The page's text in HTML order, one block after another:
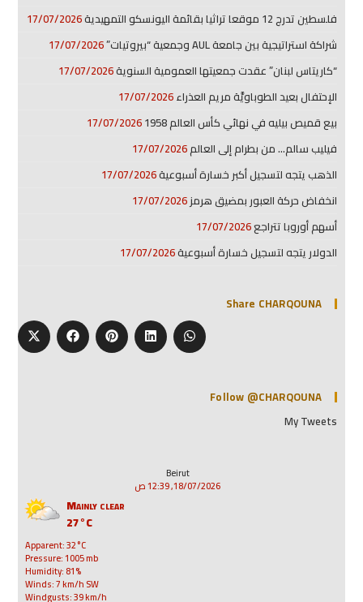
فلسطين تدرج 12 موقعا تراثيا بقائمة اليونسكو التمهيدية
17/07/2026
شراكة استراتيجية بين جامعة AUL وجمعية “بيروتيات”
17/07/2026
“كاريتاس لبنان” عقدت جمعيتها العمومية السنوية17/07/2026
الإحتفال بعيد الطوباويَّة مريم العذراء17/07/2026
بيع قميص بيليه في نهائي كأس العالم 1958
17/07/2026
فيليب سالم… من بطرام إلى العالم17/07/2026
الذهب يتجه لتسجيل أكبر خسارة أسبوعية17/07/2026
انخفاض حركة العبور بمضيق هرمز17/07/2026
أسهم أوروبا تتراجع17/07/2026
الدولار يتجه لتسجيل خسارة أسبوعية17/07/2026
Share CHARQOUNA
Follow @CHARQOUNA
My Tweets
Beirut
18/07/2026, 12:39 ص
Mainly clear
27°C
Apparent: 32°C
Pressure: 1005 mb
Humidity: 81%
Winds: 7 km/h SW
Windgusts: 39 km/h